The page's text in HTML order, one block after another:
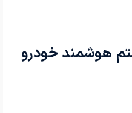
هوشمند خودرو